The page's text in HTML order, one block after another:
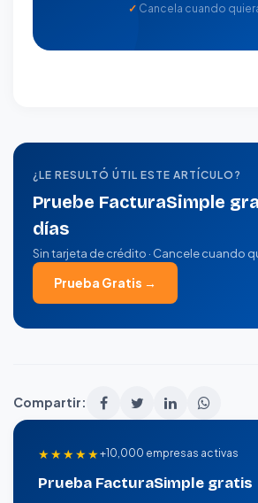
Cancela cuando
¿LE RESULTÓ ÚTIL ESTE ARTÍCULO?
Pruebe FacturaSimple
días
Sin tarjeta de crédito · Cancele cuando
Prueba Gratis →
Compartir:
★★★★★+10,000 empresas activas
Prueba FacturaSimple gratis